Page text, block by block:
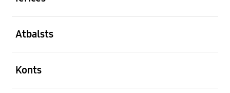
Atbalsts
Konts